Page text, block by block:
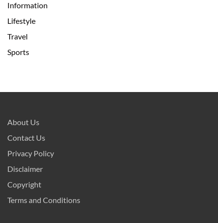
Information
Lifestyle
Travel
Sports
About Us
Contact Us
Privacy Policy
Disclaimer
Copyright
Terms and Conditions